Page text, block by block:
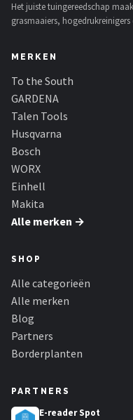
Het juiste tuingereedschap
grasmaaiers, hogedrukreinigers
MERKEN
To the South
GARDENA
Talen Tools
Husqvarna
Bosch
WORX
Einhell
Makita
Alle merken →
SHOP
Alle categorieën
Alle merken
Blog
Partners
Borderplanten
PARTNERS
E-reader Spot